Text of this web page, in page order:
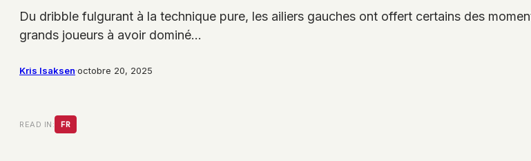
Du dribble fulgurant à la technique pure, les ailiers gauches ont offert certains des
grands joueurs à avoir dominé…
Kris Isaksen·octobre 20, 2025
READ IN: FR